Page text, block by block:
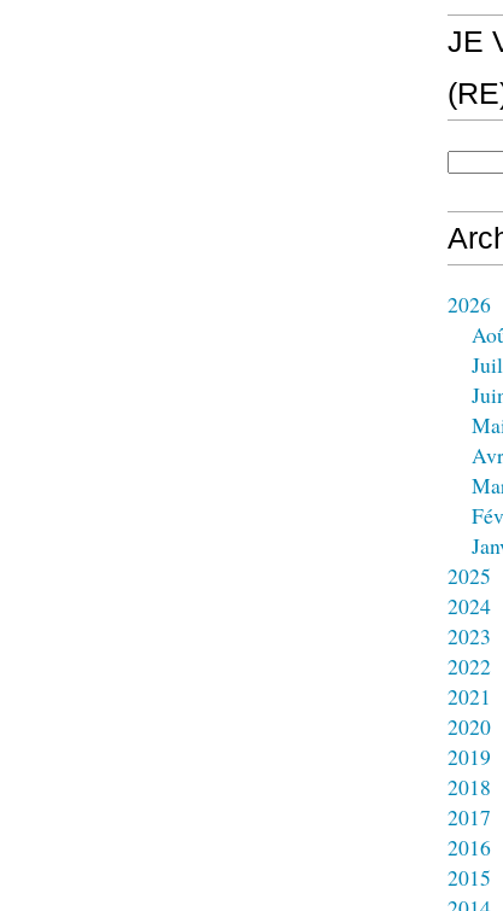
JE
2026
2025
2024
2023
2022
2021
2020
2019
2018
2017
2016
2015